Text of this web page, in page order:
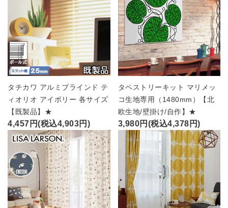
タチカワ アルミブラインド テ
ィオリオ アイボリー 各サイズ
【既製品】★
4,457円(税込4,903円)
タペストリーキット マリメッ
コ生地専用（1480mm）【北
欧生地/壁掛け/自作】★
3,980円(税込4,378円)